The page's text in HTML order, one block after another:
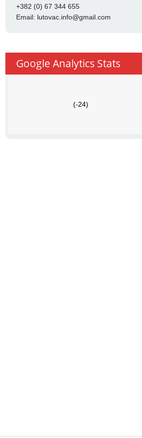
+382 (0) 67 344 655
Email: lutovac.info@gmail.com
Google Analytics Stats
(-24)